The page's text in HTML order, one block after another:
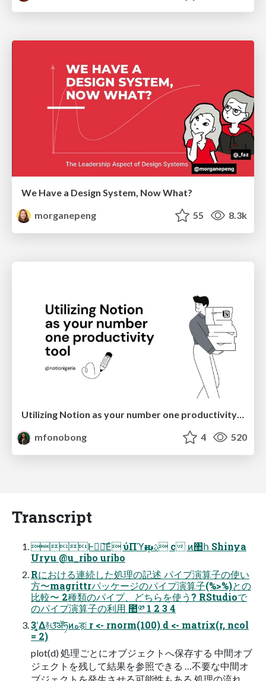
We Have a Design System, Now What?
morganepeng
55 8.3k
mfonobong
4 520
Transcript
Ͱಋೖ͞Εͨ ύΠϓԋࢉࢠ c ͷ঺հ Shinya
Uryu @u_ribo uribo
Rにおける連続した処理の記述 パイプ演算⼦の使い
⽅〜magrittrパッケージのパイプ演算⼦(%>%)との
⽐較〜 2種類のパイプ、どちらを使う? RStudioで
のパイプ演算⼦の利⽤ ಺༰ 1 2 3 4
3ʹ͓͚Δ࿈ଓͨ͠ॲཧͷهड़⁞ r <- rnorm(100) d <- matrix(r, ncol
= 2)
plot(d) 処理ごとにオブジェクトへ保存する 中間オブ
ジェクトを残して結果を参照できる …不要な中間オ
ブジェクトを発⽣させる可能性もある 処理の流れ